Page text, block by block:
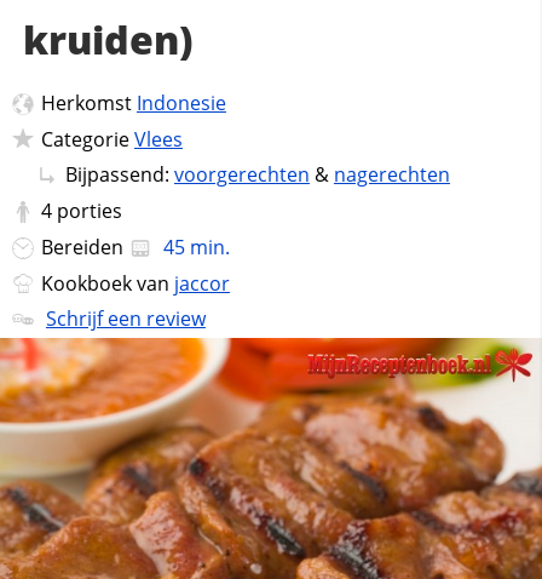
kruiden)
Herkomst Indonesie
CategorieVlees
Bijpassend: voorgerechten & nagerechten
4 porties
Bereiden
45 min.
Kookboek van jaccor
Schrijf een review